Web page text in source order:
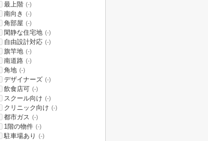
最上階 (-)
南向き (-)
角部屋 (-)
閑静な住宅地 (-)
自由設計対応 (-)
旗竿地 (-)
南道路 (-)
角地 (-)
デザイナーズ (-)
飲食店可 (-)
スクール向け (-)
クリニック向け (-)
都市ガス (-)
1階の物件 (-)
駐車場あり (-)